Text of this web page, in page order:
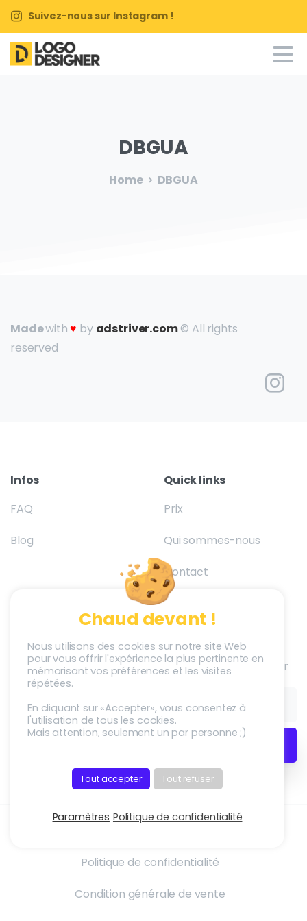
Suivez-nous sur Instagram !
DBGUA
Home DBGUA
Madewith♥ by adstriver.com© All rights
reserved
Infos
FAQ
Blog
Quick links
Prix
Qui sommes-nous
Contact
Société
Adstriver
Carrières
Nous recrutons !
Newsletter
S’inscrire à la Newletter
Politique de confidentialité
Condition générale de vente
Chaud devant !
Nous utilisons des cookies sur notre site Web
pour vous offrir l'expérience la plus pertinente en
mémorisant vos préférences et les visites
répétées.
En cliquant sur «Accepter», vous consentez à
l'utilisation de tous les cookies.
Mais attention, seulement un par personne ;)
Tout accepter Tout refuser
Paramètres Politique de confidentialité